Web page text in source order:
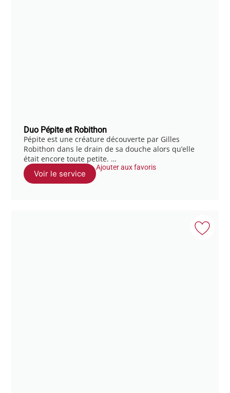
Duo Pépite et Robithon
Pépite est une créature découverte par Gilles
Robithon dans le drain de sa douche alors qu’elle
était encore toute petite. …
Voir le service
Ajouter aux favoris